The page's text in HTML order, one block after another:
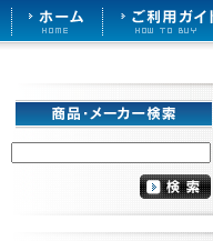
ー
や
照
ケ
ッ
ト
な
HOME